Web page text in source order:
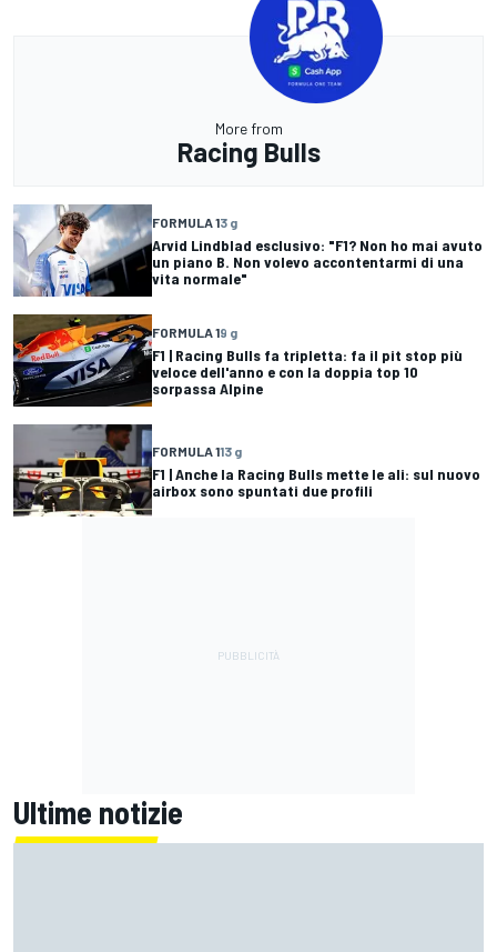
More from
Racing Bulls
FORMULA 13 g
Arvid Lindblad esclusivo: "F1? Non ho mai avuto
un piano B. Non volevo accontentarmi di una
vita normale"
FORMULA 19 g
F1 | Racing Bulls fa tripletta: fa il pit stop più
veloce dell'anno e con la doppia top 10
sorpassa Alpine
FORMULA 113 g
F1 | Anche la Racing Bulls mette le ali: sul nuovo
airbox sono spuntati due profili
Ultime notizie